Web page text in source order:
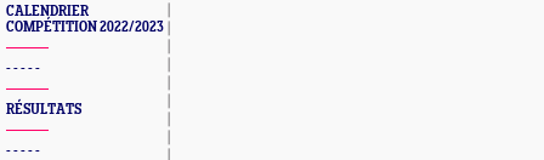
CALENDRIER
COMPÉTITION 2022/2023
- - - - -
RÉSULTATS
- - - - -